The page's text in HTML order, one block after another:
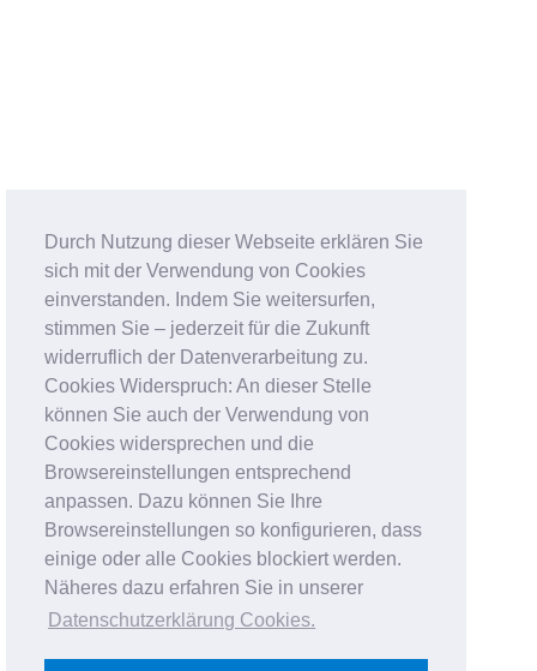
Durch Nutzung dieser Webseite erklären Sie
sich mit der Verwendung von Cookies
einverstanden. Indem Sie weitersurfen,
stimmen Sie – jederzeit für die Zukunft
widerruflich der Datenverarbeitung zu.
Cookies Widerspruch: An dieser Stelle
können Sie auch der Verwendung von
Cookies widersprechen und die
Browsereinstellungen entsprechend
anpassen. Dazu können Sie Ihre
Browsereinstellungen so konfigurieren, dass
einige oder alle Cookies blockiert werden.
Näheres dazu erfahren Sie in unserer
Datenschutzerklärung Cookies.